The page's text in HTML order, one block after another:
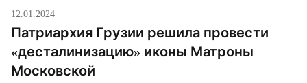
12.01.2024
Патриархия Грузии решила провести
«десталинизацию» иконы Матроны
Московской